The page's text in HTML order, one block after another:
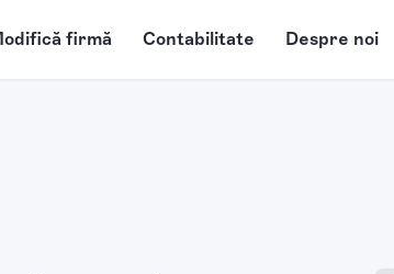
firmă Contabilitate Despre noi